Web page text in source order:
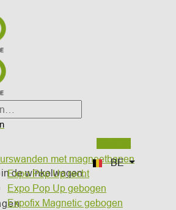
de winkelwagen.
BE
met magneetbanen
Expo Pop Up recht
Expo Pop Up gebogen
Expofix Magnetic gebogen